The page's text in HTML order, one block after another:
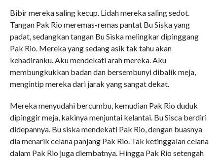
Bibir mereka saling kecup. Lidah mereka saling sedot.
Tangan Pak Rio meremas-remas pantat Bu Siska yang
padat, sedangkan tangan Bu Siska melingkar dipinggang
Pak Rio. Mereka yang sedang asik tak tahu akan
kehadiranku. Aku mendekati arah mereka. Aku
membungkukkan badan dan bersembunyi dibalik meja,
mengintip mereka dari jarak yang sangat dekat.
Mereka menyudahi bercumbu, kemudian Pak Rio duduk
dipinggir meja, kakinya menjuntai kelantai. Bu Sisca berdiri
didepannya. Bu siska mendekati Pak Rio, dengan buasnya
dia menarik celana panjang Pak Rio. Tak ketinggalan celana
dalam Pak Rio juga diembatnya. Hingga Pak Rio setengah